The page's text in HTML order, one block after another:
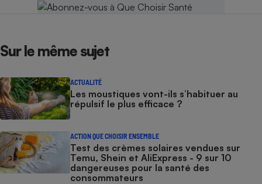
Sur le même sujet
ACTUALITÉ
Les moustiques vont-ils s’habituer au
répulsif le plus efficace ?
ACTION QUE CHOISIR ENSEMBLE
Test des crèmes solaires vendues sur
Temu, Shein et AliExpress - 9 sur 10
dangereuses pour la santé des
consommateurs